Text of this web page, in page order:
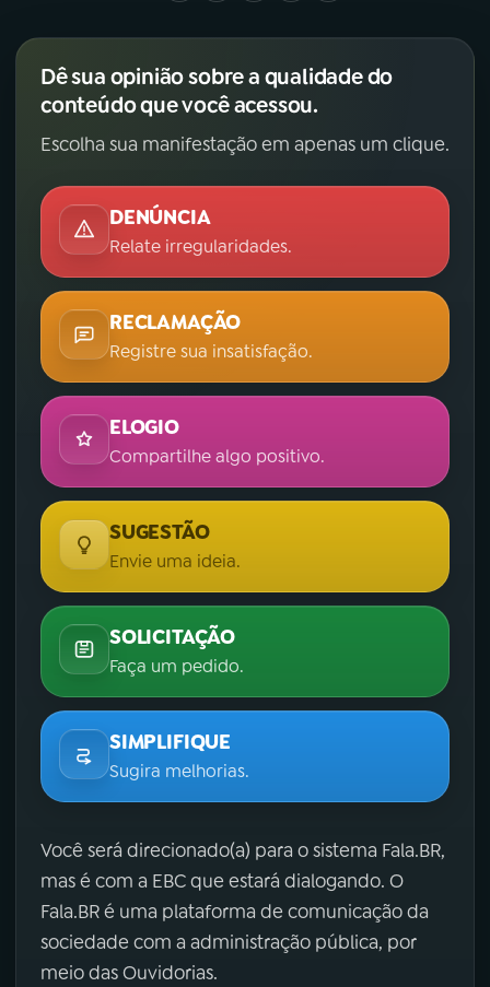
Dê sua opinião sobre a qualidade do
conteúdo que você acessou.
Escolha sua manifestação em apenas um clique.
DENÚNCIA
Relate irregularidades.
RECLAMAÇÃO
Registre sua insatisfação.
ELOGIO
Compartilhe algo positivo.
SUGESTÃO
Envie uma ideia.
SOLICITAÇÃO
Faça um pedido.
SIMPLIFIQUE
Sugira melhorias.
Você será direcionado(a) para o sistema Fala.BR,
mas é com a EBC que estará dialogando. O
Fala.BR é uma plataforma de comunicação da
sociedade com a administração pública, por
meio das Ouvidorias.